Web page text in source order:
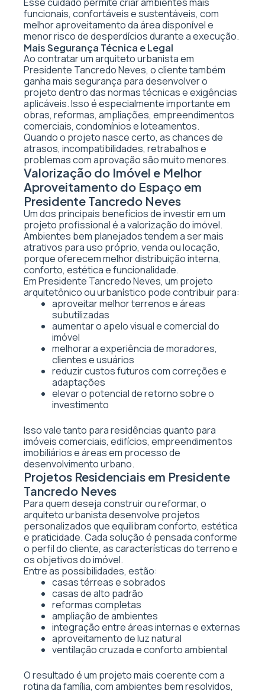
funcionais, confortáveis e sustentáveis, com
melhor aproveitamento da área disponível e
menor risco de desperdícios durante a execução.
Mais Segurança Técnica e Legal
Ao contratar um arquiteto urbanista em
Presidente Tancredo Neves, o cliente também
ganha mais segurança para desenvolver o
projeto dentro das normas técnicas e exigências
aplicáveis. Isso é especialmente importante em
obras, reformas, ampliações, empreendimentos
comerciais, condomínios e loteamentos.
Quando o projeto nasce certo, as chances de
atrasos, incompatibilidades, retrabalhos e
problemas com aprovação são muito menores.
Valorização do Imóvel e Melhor
Aproveitamento do Espaço em
Presidente Tancredo Neves
Um dos principais benefícios de investir em um
projeto profissional é a valorização do imóvel.
Ambientes bem planejados tendem a ser mais
atrativos para uso próprio, venda ou locação,
porque oferecem melhor distribuição interna,
conforto, estética e funcionalidade.
Em Presidente Tancredo Neves, um projeto
arquitetônico ou urbanístico pode contribuir para:
aproveitar melhor terrenos e áreas
subutilizadas
aumentar o apelo visual e comercial do
imóvel
melhorar a experiência de moradores,
clientes e usuários
reduzir custos futuros com correções e
adaptações
elevar o potencial de retorno sobre o
investimento
Isso vale tanto para residências quanto para
imóveis comerciais, edifícios, empreendimentos
imobiliários e áreas em processo de
desenvolvimento urbano.
Projetos Residenciais em Presidente
Tancredo Neves
Para quem deseja construir ou reformar, o
arquiteto urbanista desenvolve projetos
personalizados que equilibram conforto, estética
e praticidade. Cada solução é pensada conforme
o perfil do cliente, as características do terreno e
os objetivos do imóvel.
Entre as possibilidades, estão:
casas térreas e sobrados
casas de alto padrão
reformas completas
ampliação de ambientes
integração entre áreas internas e externas
aproveitamento de luz natural
ventilação cruzada e conforto ambiental
O resultado é um projeto mais coerente com a
rotina da família, com ambientes bem resolvidos,